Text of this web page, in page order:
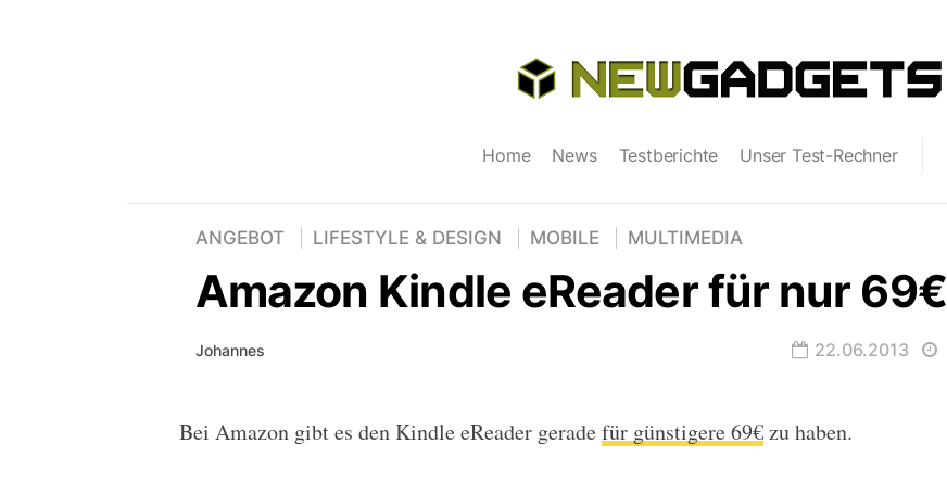
Home News Testberichte Unser Test-Rechner
ANGEBOT LIFESTYLE & DESIGN MOBILE MULTIMEDIA
Amazon Kindle eReader für nur 69€
Johannes 22.06.2013
Amazon Kindle eReader für nur 69€
Bei Amazon gibt es den Kindle eReader geradefür günstigere 69€zu haben.